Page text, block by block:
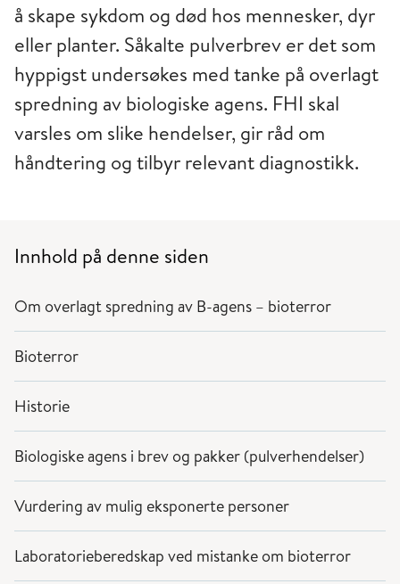
å skape sykdom og død hos mennesker, dyr
eller planter. Såkalte pulverbrev er det som
hyppigst undersøkes med tanke på overlagt
spredning av biologiske agens. FHI skal
varsles om slike hendelser, gir råd om
håndtering og tilbyr relevant diagnostikk.
Innhold på denne siden
Om overlagt spredning av B-agens – bioterror
Bioterror
Historie
Biologiske agens i brev og pakker (pulverhendelser)
Vurdering av mulig eksponerte personer
Laboratorieberedskap ved mistanke om bioterror